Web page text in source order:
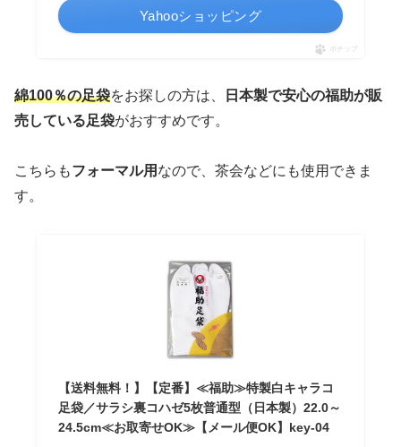
Yahooショッピング
ポチップ
綿100％の足袋をお探しの方は、
日本製で安心の福助が販
売している足袋がおすすめです。
こちらもフォーマル用 なので、茶会などにも使用できま
す。
【送料無料！】【定番】≪福助≫特製白キャラコ
足袋／サラシ裏コハゼ5枚普通型（日本製）22.0～
24.5cm≪お取寄せOK≫【メール便OK】key-04